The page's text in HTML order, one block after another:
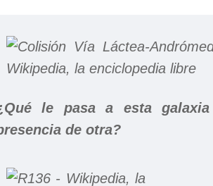
le pasa a esta
de otra?